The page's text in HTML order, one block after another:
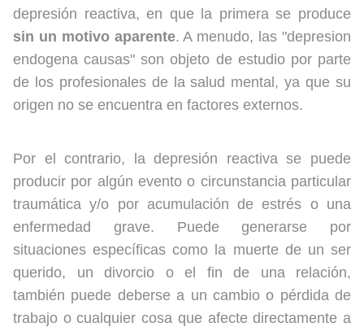
depresión reactiva, en que la primera se produce
sin un motivo aparente. A menudo, las "depresion
endogena causas" son objeto de estudio por parte
de los profesionales de la salud mental, ya que su
origen no se encuentra en factores externos.
Por el contrario, la depresión reactiva se puede
producir por algún evento o circunstancia particular
traumática y/o por acumulación de estrés o una
enfermedad grave. Puede generarse por
situaciones específicas como la muerte de un ser
querido, un divorcio o el fin de una relación,
también puede deberse a un cambio o pérdida de
trabajo o cualquier cosa que afecte directamente a